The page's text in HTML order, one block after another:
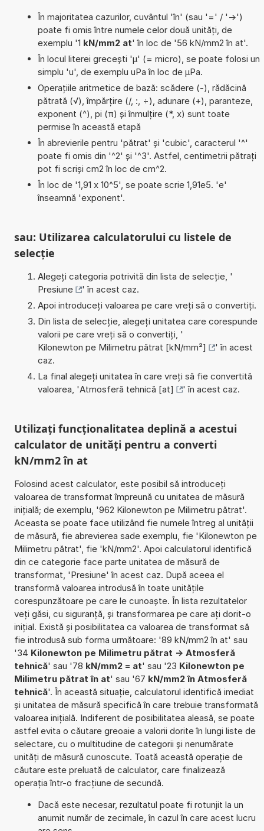
În majoritatea cazurilor, cuvântul 'în' (sau '=' / '->')
poate fi omis între numele celor două unități, de
exemplu '1 kN/mm2 at' în loc de '56 kN/mm2 în at'.
În locul literei grecești 'µ' (= micro), se poate folosi un
simplu 'u', de exemplu uPa în loc de µPa.
Operațiile aritmetice de bază: scădere (-), rădăcină
pătrată (√), împărțire (/, :, ÷), adunare (+), paranteze,
exponent (^), pi (π) și înmulțire (*, x) sunt toate
permise în această etapă
În abrevierile pentru 'pătrat' și 'cubic', caracterul '^'
poate fi omis din '^2' și '^3'. Astfel, centimetrii pătrați
pot fi scriși cm2 în loc de cm^2.
În loc de '1,91 x 10^5', se poate scrie 1,91e5. 'e'
înseamnă 'exponent'.
sau: Utilizarea calculatorului cu listele de
selecție
Alegeți categoria potrivită din lista de selecție, '
Presiune
' în acest caz.
Apoi introduceți valoarea pe care vreți să o convertiți.
Din lista de selecție, alegeți unitatea care corespunde
valorii pe care vreți să o convertiți, '
Kilonewton pe Milimetru pătrat [kN/mm²]
' în acest
caz.
La final alegeți unitatea în care vreți să fie convertită
valoarea, 'Atmosferă tehnică [at] ' în acest caz.
Utilizați funcționalitatea deplină a acestui
calculator de unități pentru a converti
kN/mm2 în at
Folosind acest calculator, este posibil să introduceți
valoarea de transformat împreună cu unitatea de măsură
inițială; de exemplu, '962 Kilonewton pe Milimetru pătrat'.
Aceasta se poate face utilizând fie numele întreg al unității
de măsură, fie abrevierea sade exemplu, fie 'Kilonewton pe
Milimetru pătrat', fie 'kN/mm2'. Apoi calculatorul identifică
din ce categorie face parte unitatea de măsură de
transformat, 'Presiune' în acest caz. După aceea el
transformă valoarea introdusă în toate unitățile
corespunzătoare pe care le cunoaște. În lista rezultatelor
veți găsi, cu siguranță, și transformarea pe care ați dorit-o
inițial. Există și posibilitatea ca valoarea de transformat să
fie introdusă sub forma următoare: '89 kN/mm2 în at' sau
'34 Kilonewton pe Milimetru pătrat -> Atmosferă
tehnică' sau '78 kN/mm2 = at' sau '23 Kilonewton pe
Milimetru pătrat în at' sau '67 kN/mm2 în Atmosferă
tehnică'. În această situație, calculatorul identifică imediat
și unitatea de măsură specifică în care trebuie transformată
valoarea inițială. Indiferent de posibilitatea aleasă, se poate
astfel evita o căutare greoaie a valorii dorite în lungi liste de
selectare, cu o multitudine de categorii și nenumărate
unități de măsură cunoscute. Toată această operație de
căutare este preluată de calculator, care finalizează
operația într-o fracțiune de secundă.
Dacă este necesar, rezultatul poate fi rotunjit la un
anumit număr de zecimale, în cazul în care acest lucru